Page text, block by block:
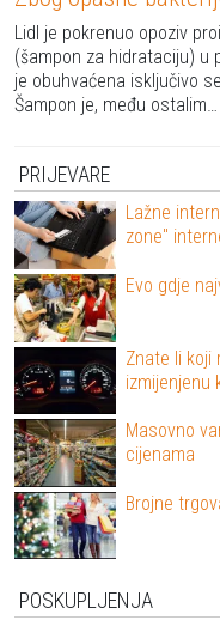
Lidl je pokrenuo opoziv
(šampon za hidrataciju) u
je obuhvaćena isključivo
Šampon je, među ostalim…
PRIJEVARE
Lažne
zone"
Evo gdje
Znate li koji
izmijenjenu
Masovno
cijenama
Brojne
POSKUPLJENJA